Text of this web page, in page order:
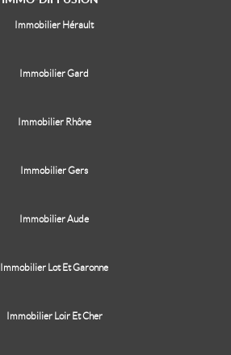
Immobilier Hérault
Immobilier Gard
Immobilier Rhône
Immobilier Gers
Immobilier Aude
Immobilier Lot Et Garonne
Immobilier Loir Et Cher